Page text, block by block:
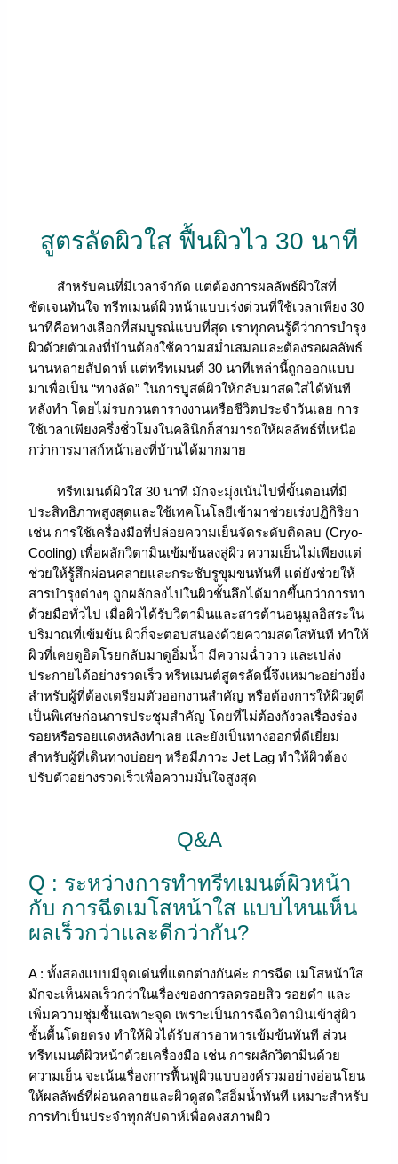
สูตรลัดผิวใส ฟื้นผิวไว 30 นาที
สำหรับคนที่มีเวลาจำกัด แต่ต้องการผลลัพธ์ผิวใสที่
ชัดเจนทันใจ ทรีทเมนต์ผิวหน้าแบบเร่งด่วนที่ใช้เวลาเพียง 30
นาทีคือทางเลือกที่สมบูรณ์แบบที่สุด เราทุกคนรู้ดีว่าการบำรุง
ผิวด้วยตัวเองที่บ้านต้องใช้ความสม่ำเสมอและต้องรอผลลัพธ์
นานหลายสัปดาห์ แต่ทรีทเมนต์ 30 นาทีเหล่านี้ถูกออกแบบ
มาเพื่อเป็น “ทางลัด” ในการบูสต์ผิวให้กลับมาสดใสได้ทันที
หลังทำ โดยไม่รบกวนตารางงานหรือชีวิตประจำวันเลย การ
ใช้เวลาเพียงครึ่งชั่วโมงในคลินิกก็สามารถให้ผลลัพธ์ที่เหนือ
กว่าการมาสก์หน้าเองที่บ้านได้มากมาย
ทรีทเมนต์ผิวใส 30 นาที มักจะมุ่งเน้นไปที่ขั้นตอนที่มี
ประสิทธิภาพสูงสุดและใช้เทคโนโลยีเข้ามาช่วยเร่งปฏิกิริยา
เช่น การใช้เครื่องมือที่ปล่อยความเย็นจัดระดับติดลบ (Cryo-
Cooling) เพื่อผลักวิตามินเข้มข้นลงสู่ผิว ความเย็นไม่เพียงแต่
ช่วยให้รู้สึกผ่อนคลายและกระชับรูขุมขนทันที แต่ยังช่วยให้
สารบำรุงต่างๆ ถูกผลักลงไปในผิวชั้นลึกได้มากขึ้นกว่าการทา
ด้วยมือทั่วไป เมื่อผิวได้รับวิตามินและสารต้านอนุมูลอิสระใน
ปริมาณที่เข้มข้น ผิวก็จะตอบสนองด้วยความสดใสทันที ทำให้
ผิวที่เคยดูอิดโรยกลับมาดูอิ่มน้ำ มีความฉ่ำวาว และเปล่ง
ประกายได้อย่างรวดเร็ว ทรีทเมนต์สูตรลัดนี้จึงเหมาะอย่างยิ่ง
สำหรับผู้ที่ต้องเตรียมตัวออกงานสำคัญ หรือต้องการให้ผิวดูดี
เป็นพิเศษก่อนการประชุมสำคัญ โดยที่ไม่ต้องกังวลเรื่องร่อง
รอยหรือรอยแดงหลังทำเลย และยังเป็นทางออกที่ดีเยี่ยม
สำหรับผู้ที่เดินทางบ่อยๆ หรือมีภาวะ Jet Lag ทำให้ผิวต้อง
ปรับตัวอย่างรวดเร็วเพื่อความมั่นใจสูงสุด
Q&A
Q : ระหว่างการทำทรีทเมนต์ผิวหน้า
กับ การฉีดเมโสหน้าใส แบบไหนเห็น
ผลเร็วกว่าและดีกว่ากัน?
A : ทั้งสองแบบมีจุดเด่นที่แตกต่างกันค่ะ การฉีด เมโสหน้าใส
มักจะเห็นผลเร็วกว่าในเรื่องของการลดรอยสิว รอยดำ และ
เพิ่มความชุ่มชื้นเฉพาะจุด เพราะเป็นการฉีดวิตามินเข้าสู่ผิว
ชั้นตื้นโดยตรง ทำให้ผิวได้รับสารอาหารเข้มข้นทันที ส่วน
ทรีทเมนต์ผิวหน้าด้วยเครื่องมือ เช่น การผลักวิตามินด้วย
ความเย็น จะเน้นเรื่องการฟื้นฟูผิวแบบองค์รวมอย่างอ่อนโยน
ให้ผลลัพธ์ที่ผ่อนคลายและผิวดูสดใสอิ่มน้ำทันที เหมาะสำหรับ
การทำเป็นประจำทุกสัปดาห์เพื่อคงสภาพผิว